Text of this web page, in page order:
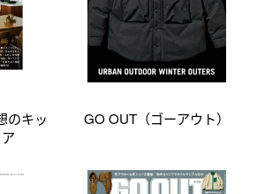
のキッ
GO OUT（ゴーアウト）